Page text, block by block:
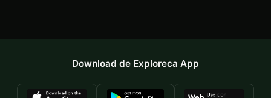
Download de Exploreca App